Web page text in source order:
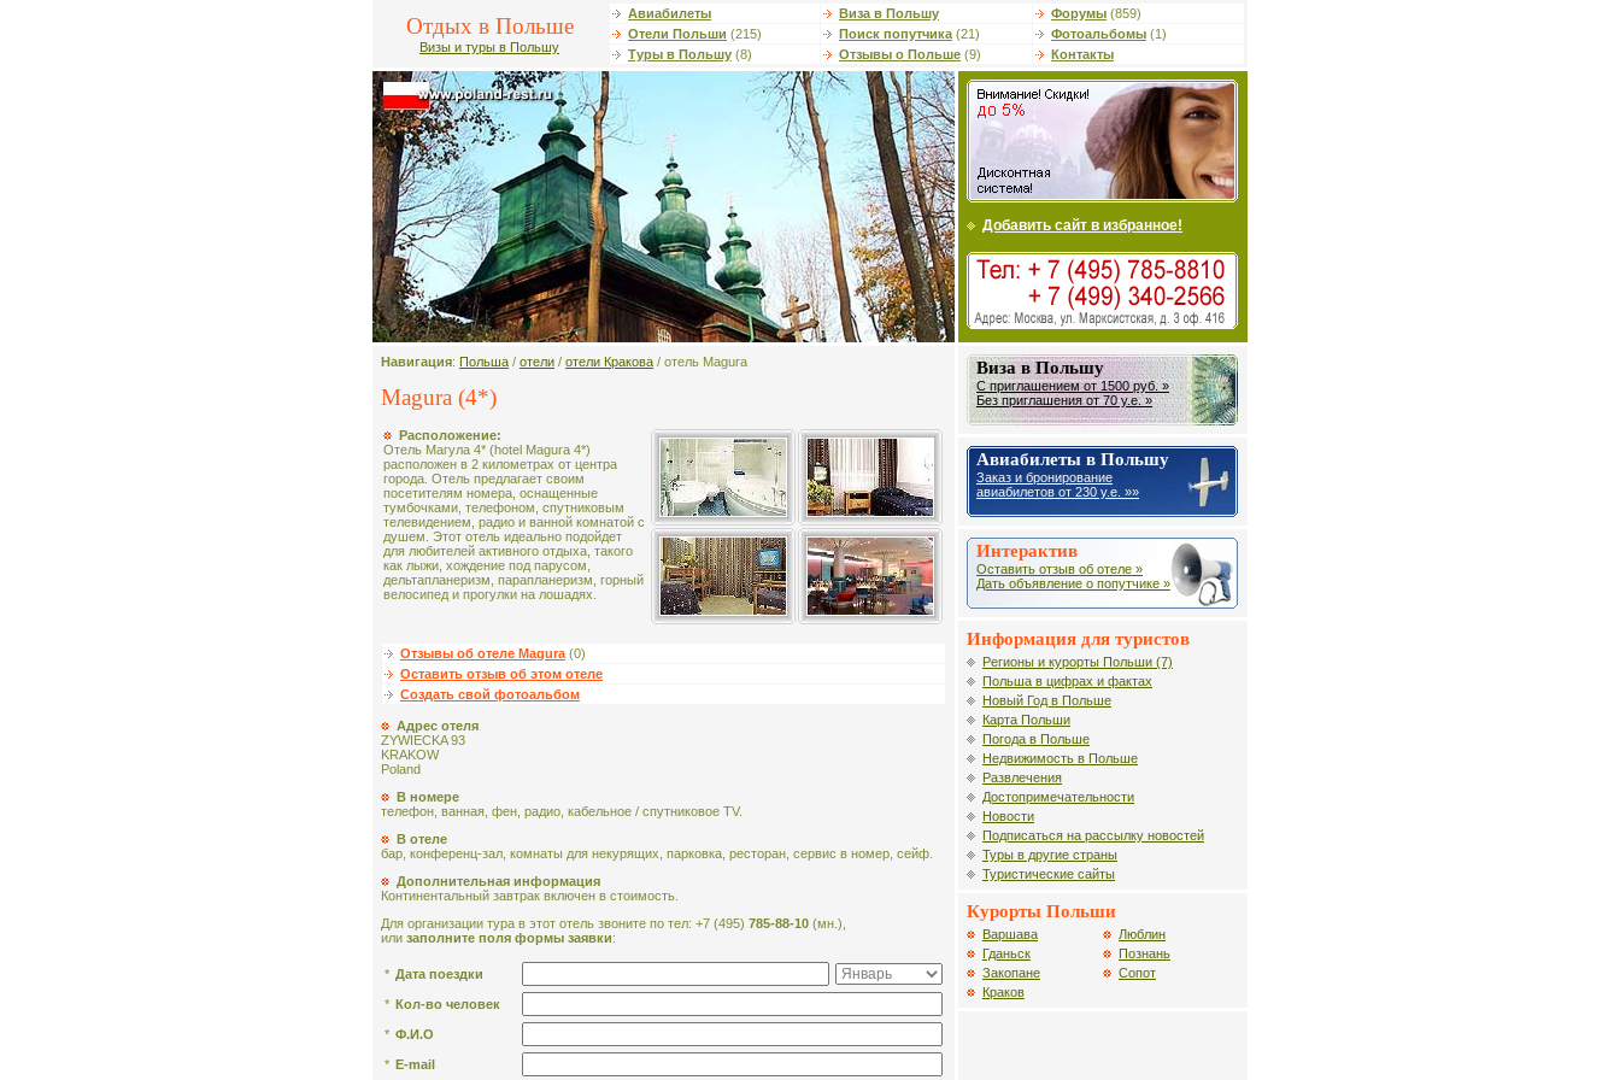
Отдых в Польше
Визы и туры в Польшу
Авиабилеты Виза в Польшу Форумы (859)
Отели Польши (215) Поиск попутчика (21) Фотоальбомы (1)
Туры в Польшу (8) Отзывы о Польше (9) Контакты
Добавить сайт в избранное!
Навигация: Польша / отели / отели Кракова / отель Magura
Magura (4*)
Расположение:
Отель Магула 4* (hotel Magura 4*)
расположен в 2 километрах от центра
города. Отель предлагает своим
посетителям номера, оснащенные
тумбочками, телефоном, спутниковым
телевидением, радио и ванной комнатой с
душем. Этот отель идеально подойдет
для любителей активного отдыха, такого
как лыжи, хождение под парусом,
дельтапланеризм, парапланеризм, горный
велосипед и прогулки на лошадях.
Отзывы об отеле Magura(0)
Оставить отзыв об этом отеле
Создать свой фотоальбом
Адрес отеля
ZYWIECKA 93
KRAKOW
Poland
В номере
телефон, ванная, фен, радио, кабельное / спутниковое TV.
В отеле
бар, конференц-зал, комнаты для некурящих, парковка, ресторан, сервис в номер, сейф.
Дополнительная информация
Континентальный завтрак включен в стоимость.
Для организации тура в этот отель звоните по тел: +7 (495) 785-88-10 (мн.),
или заполните поля формы заявки:
* Дата поездки
* Кол-во человек
* Ф.И.О
* E-mail
Виза в Польшу
С приглашением от 1500 руб. »
Без приглашения от 70 у.е. »
Авиабилеты в Польшу
Заказ и бронирование
авиабилетов от 230 у.е. »»
Интерактив
Оставить отзыв об отеле »
Дать объявление о попутчике »
Информация для туристов
Регионы и курорты Польши (7)
Польша в цифрах и фактах
Новый Год в Польше
Карта Польши
Погода в Польше
Недвижимость в Польше
Развлечения
Достопримечательности
Новости
Подписаться на рассылку новостей
Туры в другие страны
Туристические сайты
Курорты Польши
Варшава
Гданьск
Закопане
Краков
Люблин
Познань
Сопот